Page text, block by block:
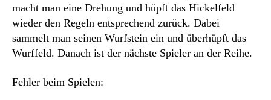
macht man eine Drehung und hüpft das Hickelfeld
wieder den Regeln entsprechend zurück. Dabei
sammelt man seinen Wurfstein ein und überhüpft das
Wurffeld. Danach ist der nächste Spieler an der Reihe.
Fehler beim Spielen: